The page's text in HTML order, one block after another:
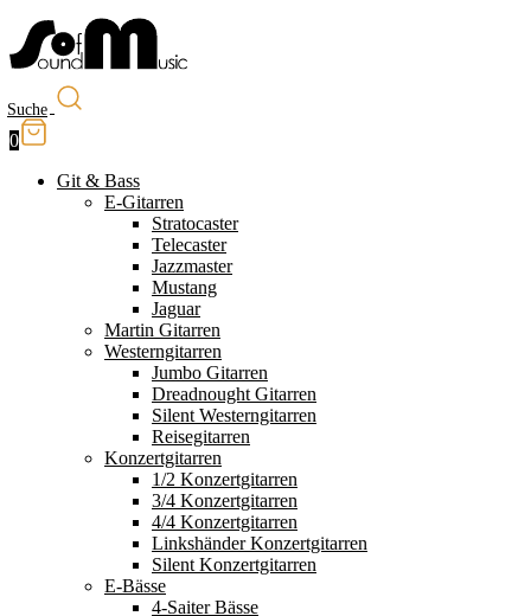
Suche
0
Git & Bass
E-Gitarren
Stratocaster
Telecaster
Jazzmaster
Mustang
Jaguar
Martin Gitarren
Westerngitarren
Jumbo Gitarren
Dreadnought Gitarren
Silent Westerngitarren
Reisegitarren
Konzertgitarren
1/2 Konzertgitarren
3/4 Konzertgitarren
4/4 Konzertgitarren
Linkshänder Konzertgitarren
Silent Konzertgitarren
E-Bässe
4-Saiter Bässe